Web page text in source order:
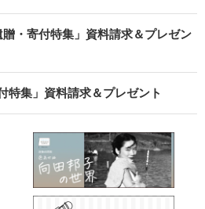
・寄付特集」資料請求＆プレゼン
特集」資料請求＆プレゼント